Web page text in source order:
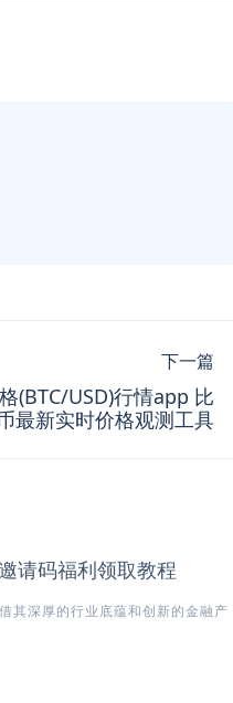
下一篇
(BTC/USD)行情app 比
最新实时价格观测工具
请码福利领取教程
其深厚的行业底蕴和创新的金融产